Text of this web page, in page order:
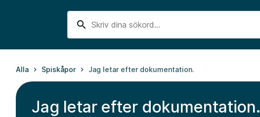
search
Alla keyboard_arrow_right Spiskåpor keyboard_arrow_right Jag letar efter dokumentation.
Jag letar efter dokumentation.